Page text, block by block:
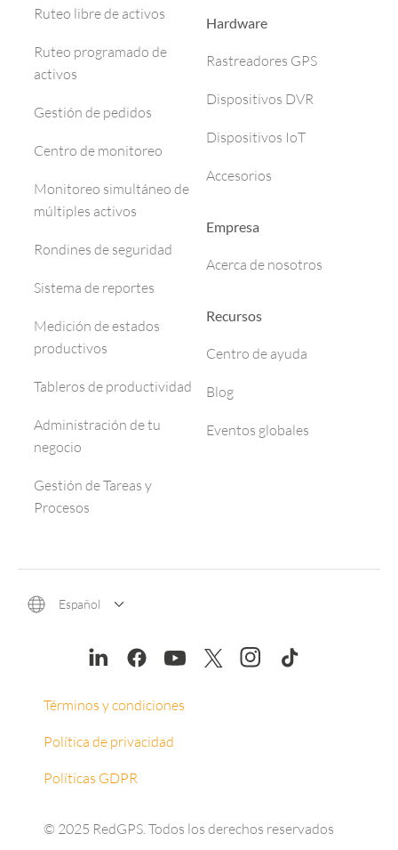
Ruteo libre de activos
Ruteo programado de
activos
Gestión de pedidos
Centro de monitoreo
Monitoreo simultáneo de
múltiples activos
Rondines de seguridad
Sistema de reportes
Medición de estados
productivos
Tableros de productividad
Administración de tu
negocio
Gestión de Tareas y
Procesos
Hardware
Rastreadores GPS
Dispositivos DVR
Dispositivos IoT
Accesorios
Empresa
Acerca de nosotros
Recursos
Centro de ayuda
Blog
Eventos globales
Español
Términos y condiciones
Política de privacidad
Políticas GDPR
© 2025 RedGPS. Todos los derechos reservados